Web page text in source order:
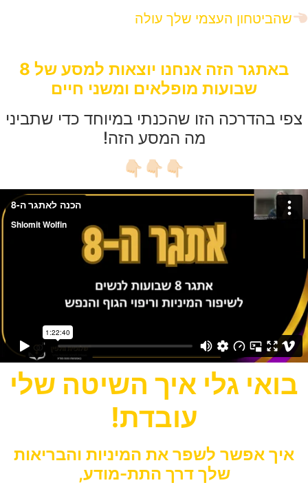
שהביטחון העצמי שלך עולה
באתגר הזה אנחנו יוצאות למסע של 8
שבועות מופלאים ומשני חיים
צפי בהדרכה הזו שהכנתי במיוחד כדי שתביני
מה המסע הזה!
👇🏻👇🏻👇🏻
בואי גלי איך השיטה שלי
עובדת!
איך אפשר לשפר את המיניות והבריאות
שלךדרך התת-מודע,